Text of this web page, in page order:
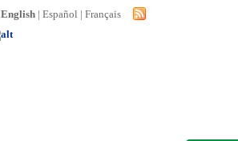
English | Español | Français